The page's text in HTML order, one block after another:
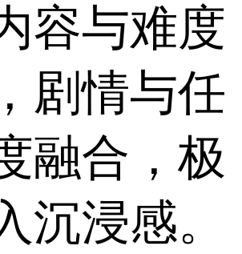
容与难度
剧情与任
融合，极
沉浸感。